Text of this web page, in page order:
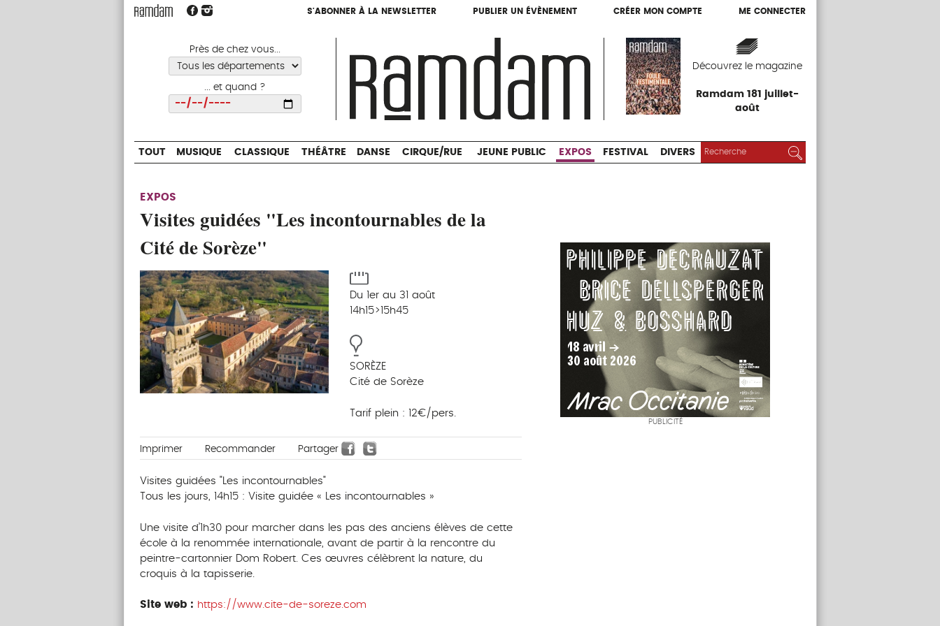
S'ABONNER À LA NEWSLETTER PUBLIER UN ÉVÈNEMENT CRÉER MON COMPTE ME CONNECTER
Près de chez vous...
... et quand ?
Découvrez le magazine
Ramdam 181 juillet-
août
S'ABONNER À LA NEWSLETTER PUBLIER UN ÉVÈNEMENT CRÉER MON COMPTE ME CONNECTER
CIRQUE/RUE JEUNE PUBLIC EXPOS
TOUT MUSIQUE CLASSIQUE THÉÂTRE DANSE CIRQUE/RUE JEUNE PUBLIC EXPOS FESTIVAL DIVERS RECHERCHER :
EXPOS
Visites guidées "Les incontournables de la
Cité de Sorèze"
Du 1er au 31 août
14h15>15h45
SORÈZE
Cité de Sorèze
Tarif plein : 12€/pers.
Imprimer Recommander Partager
Visites guidées "Les incontournables"
Tous les jours, 14h15 : Visite guidée « Les incontournables »
Une visite d’1h30 pour marcher dans les pas des anciens élèves de cette
école à la renommée internationale, avant de partir à la rencontre du
peintre-cartonnier Dom Robert. Ces œuvres célèbrent la nature, du
croquis à la tapisserie.
Site web : https://www.cite-de-soreze.com
PUBLICITÉ